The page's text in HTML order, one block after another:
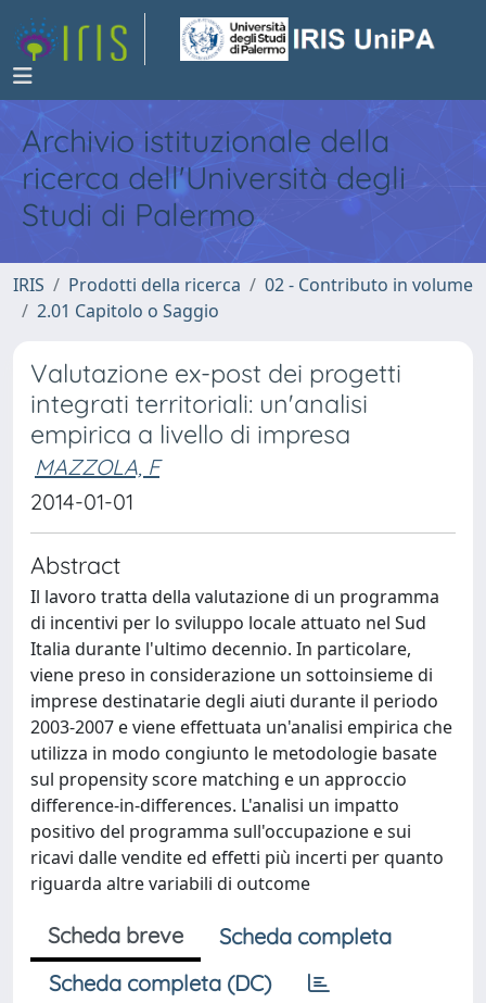
Archivio istituzionale della
ricerca dell'Università degli
Studi di Palermo
IRIS Prodotti della ricerca
02 - Contributo in volume
2.01 Capitolo o Saggio
Valutazione ex-post dei progetti
integrati territoriali: un'analisi
empirica a livello di impresa
MAZZOLA, F
2014-01-01
Abstract
Il lavoro tratta della valutazione di un programma
di incentivi per lo sviluppo locale attuato nel Sud
Italia durante l'ultimo decennio. In particolare,
viene preso in considerazione un sottoinsieme di
imprese destinatarie degli aiuti durante il periodo
2003-2007 e viene effettuata un'analisi empirica che
utilizza in modo congiunto le metodologie basate
sul propensity score matching e un approccio
difference-in-differences. L'analisi un impatto
positivo del programma sull'occupazione e sui
ricavi dalle vendite ed effetti più incerti per quanto
riguarda altre variabili di outcome
Scheda breve
Scheda completa
Scheda completa (DC)